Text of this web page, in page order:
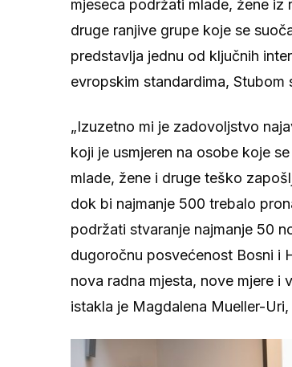
mjeseca podržati mlade, žene
druge ranjive grupe koje se
predstavlja jednu od ključnih
evropskim standardima, Stubom
„Izuzetno mi je zadovoljstvo
koji je usmjeren na osobe koje
mlade, žene i druge teško
dok bi najmanje 500 trebalo
podržati stvaranje najmanje 50
dugoročnu posvećenost Bosni i
nova radna mjesta, nove mjere i
istakla je Magdalena Mueller-